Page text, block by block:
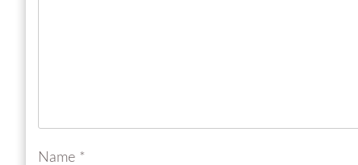
Name *